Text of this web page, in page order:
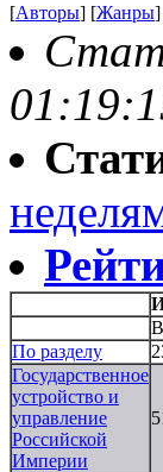
[Авторы] [Жанры
По разделу
Государственное
устройство и
управление
Российской
Империи